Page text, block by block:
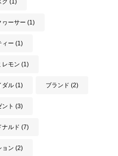
ク (1)
ヮーサー (1)
ィー (1)
レモン (1)
ダル (1) ブランド (2)
ント (3)
ナルド (7)
ョン (2)